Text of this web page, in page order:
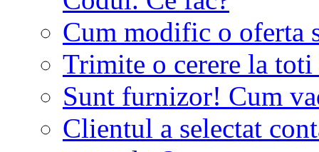
Cum modific o oferta
Trimite o cerere la
Sunt furnizor! Cum
Clientul a selectat